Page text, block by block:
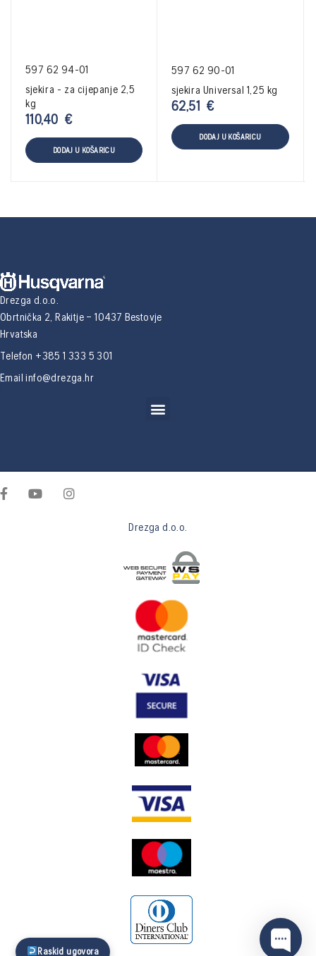
597 62 94-01
sjekira - za cijepanje 2,5
kg
110,40 €
DODAJ U KOŠARICU
597 62 90-01
sjekira Universal 1,25 kg
62,51€
DODAJ U KOŠARICU
Drezga d.o.o.
Obrtnička 2, Rakitje – 10437 Bestovje
Hrvatska
Telefon +385 1 333 5 301
Emailinfo@drezga.hr
Drezga d.o.o.
Raskid ugovora